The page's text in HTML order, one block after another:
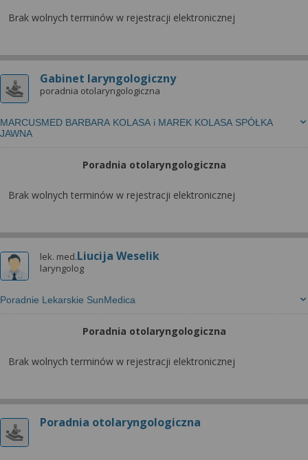
Brak wolnych terminów w rejestracji elektronicznej
Gabinet laryngologiczny
poradnia otolaryngologiczna
MARCUSMED BARBARA KOLASA i MAREK KOLASA SPÓŁKA
JAWNA
Poradnia otolaryngologiczna
Brak wolnych terminów w rejestracji elektronicznej
lek. med.Liucija Weselik
laryngolog
Poradnie Lekarskie SunMedica
Poradnia otolaryngologiczna
Brak wolnych terminów w rejestracji elektronicznej
Poradnia otolaryngologiczna